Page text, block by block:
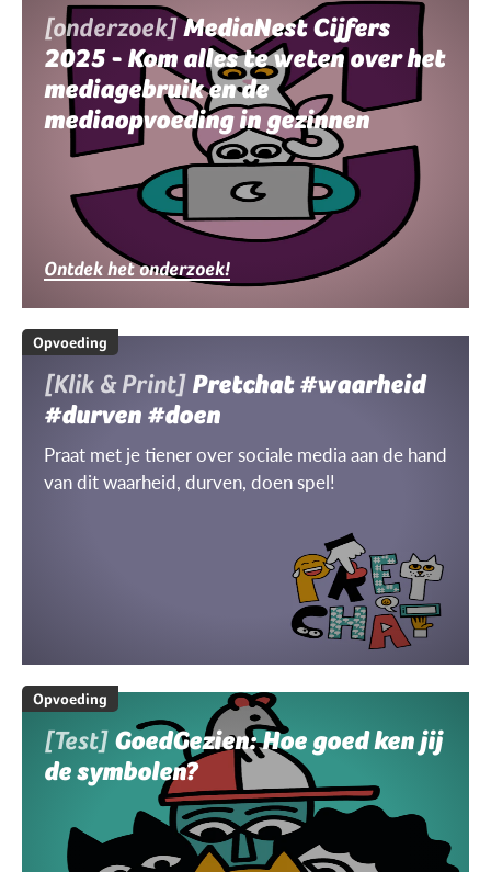
[onderzoek]MediaNest Cijfers
2025 - Kom alles te weten over het
mediagebruik en de
mediaopvoeding in gezinnen
Ontdek het onderzoek!
Opvoeding
[Klik & Print] Pretchat #waarheid
#durven #doen
Praat met je tiener over sociale media aan de hand
van dit waarheid, durven, doen spel!
Opvoeding
[Test] GoedGezien: Hoe goed ken jij
de symbolen?